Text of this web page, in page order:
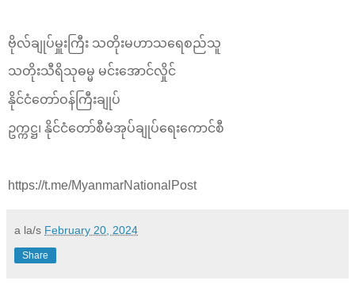
ဗိုလ်ချုပ်မှူးကြီး သတိုးမဟာသရေစည်သူ
သတိုးသီရိသုဓမ္မ မင်းအောင်လှိုင်
နိုင်ငံတော်ဝန်ကြီးချုပ်
ဥက္ကဋ္ဌ၊ နိုင်ငံတော်စီမံအုပ်ချုပ်ရေးကောင်စီ
https://t.me/MyanmarNationalPost
a la/s February 20, 2024
Share